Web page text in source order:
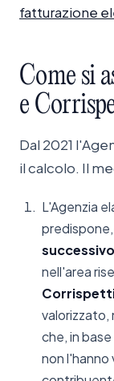
fatturazione
Come si
e
Dal 2021
il calcolo. Il
L'Agenzia
predispone,
nell'area
valorizzato,
che, in
non l'hanno